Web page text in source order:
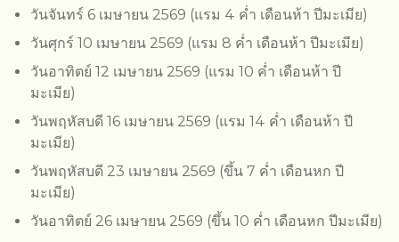
วันจันทร์ 6 เมษายน 2569 (แรม 4 ค่ำ เดือนห้า ปีมะเมีย)
วันศุกร์ 10 เมษายน 2569 (แรม 8 ค่ำ เดือนห้า ปีมะเมีย)
วันอาทิตย์ 12 เมษายน 2569 (แรม 10 ค่ำ เดือนห้า ปี
มะเมีย)
วันพฤหัสบดี 16 เมษายน 2569 (แรม 14 ค่ำ เดือนห้า ปี
มะเมีย)
วันพฤหัสบดี 23 เมษายน 2569 (ขึ้น 7 ค่ำ เดือนหก ปี
มะเมีย)
วันอาทิตย์ 26 เมษายน 2569 (ขึ้น 10 ค่ำ เดือนหก ปีมะเมีย)